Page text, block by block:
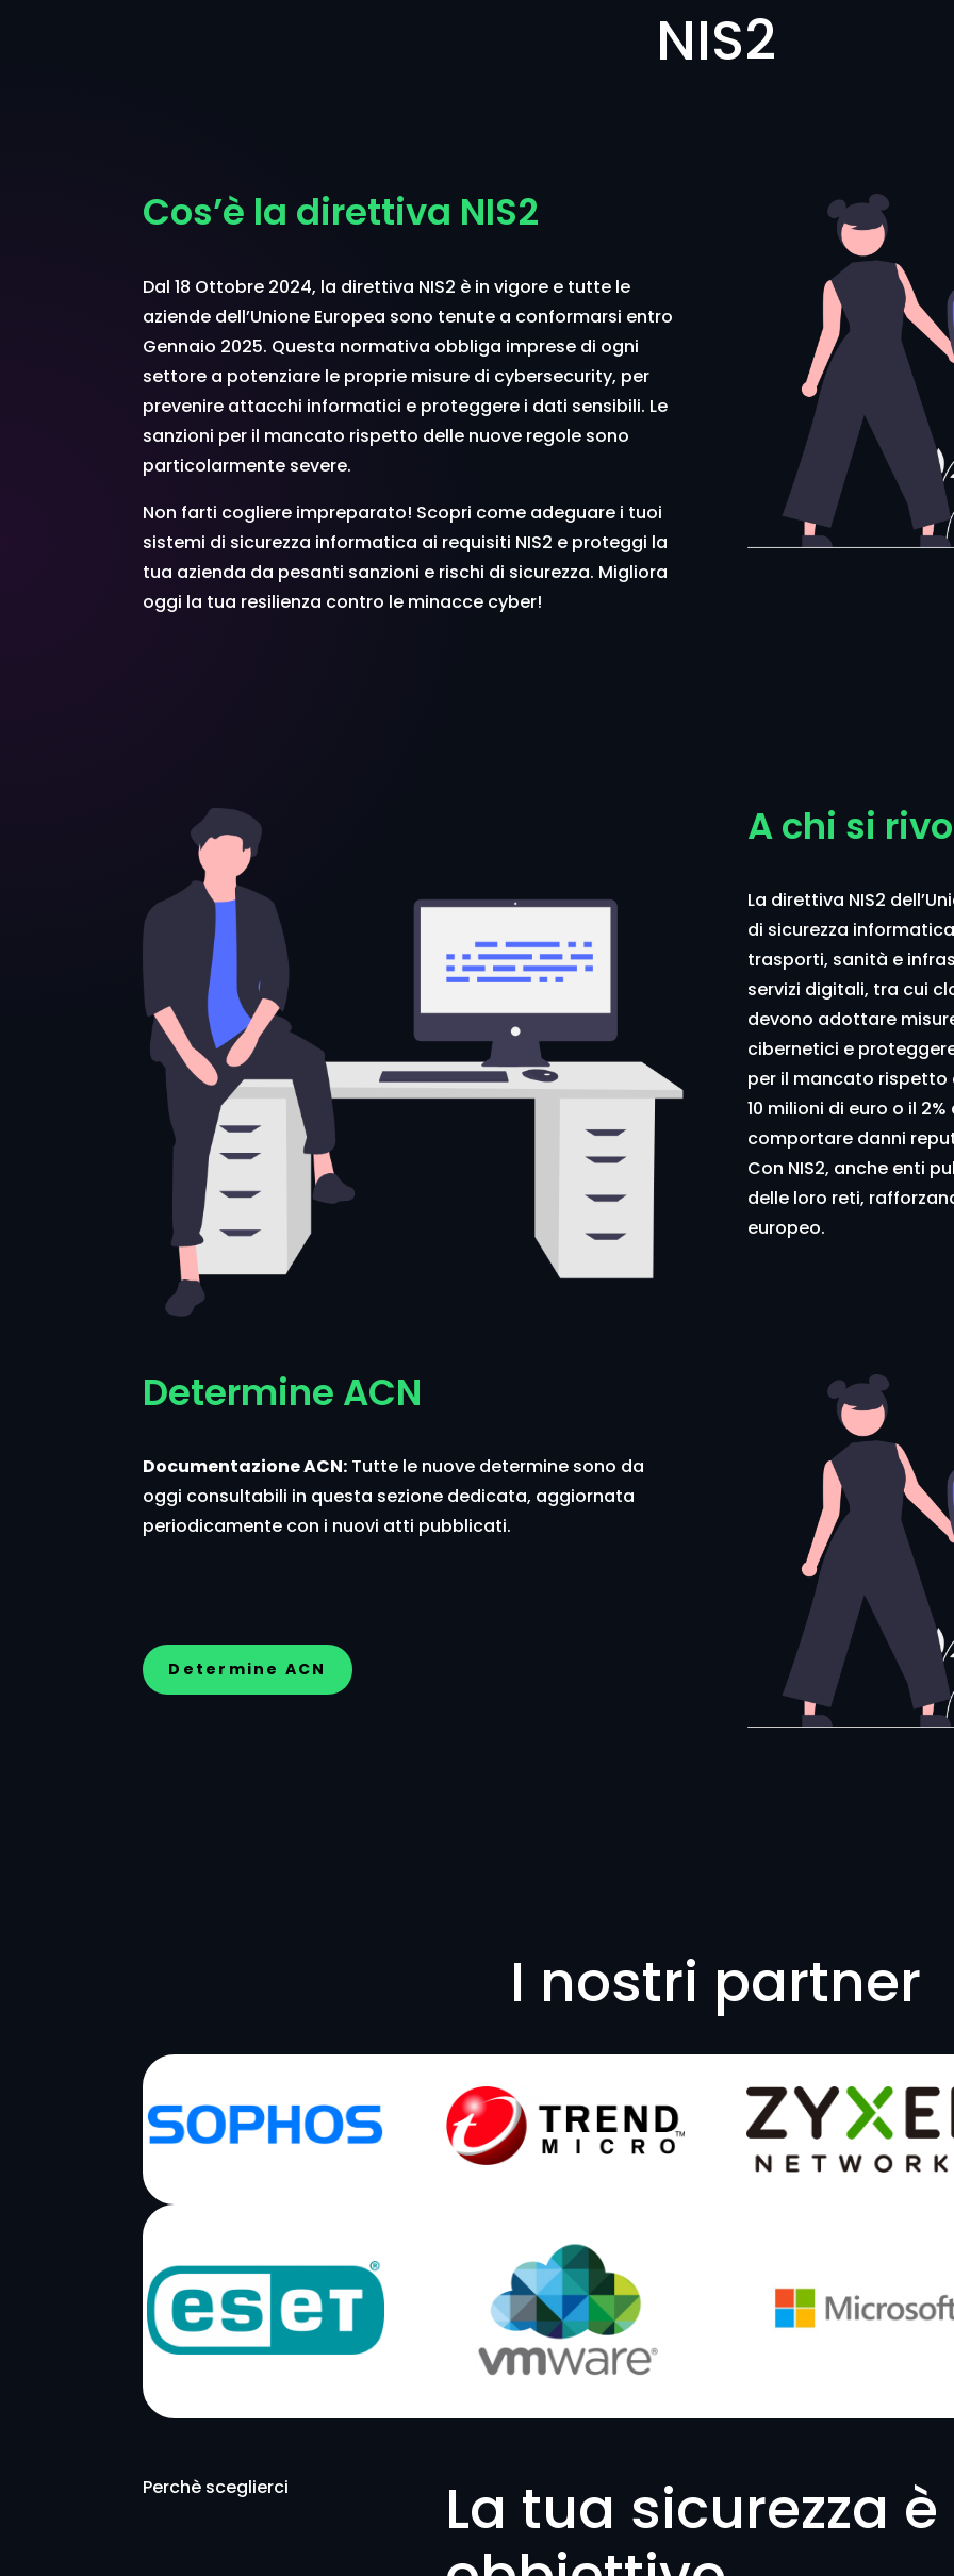
NIS2
Cos’è la direttiva NIS2
Dal 18 Ottobre 2024, la direttiva NIS2 è in vigore e tutte le
aziende dell’Unione Europea sono tenute a conformarsi entro
Gennaio 2025. Questa normativa obbliga imprese di ogni
settore a potenziare le proprie misure di cybersecurity, per
prevenire attacchi informatici e proteggere i dati sensibili. Le
sanzioni per il mancato rispetto delle nuove regole sono
particolarmente severe.
Non farti cogliere impreparato! Scopri come adeguare i tuoi
sistemi di sicurezza informatica ai requisiti NIS2 e proteggi la
tua azienda da pesanti sanzioni e rischi di sicurezza. Migliora
oggi la tua resilienza contro le minacce cyber!
A chi si
La direttiva NIS2
di sicurezza
trasporti, sanità e
servizi digitali, tra cui
devono adottare
cibernetici e
per il mancato rispetto
10 milioni di euro o il
comportare danni
Con NIS2, anche enti
delle loro reti,
europeo.
Determine ACN
Documentazione ACN: Tutte le nuove determine sono da
oggi consultabili in questa sezione dedicata, aggiornata
periodicamente con i nuovi atti pubblicati.
Determine ACN
I nostri partner
Perchè sceglierci
La tua sicurezza